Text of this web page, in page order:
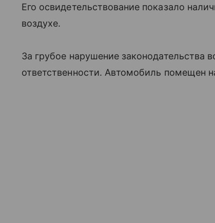
Его освидетельствование показало
воздухе.
За грубое нарушение законодательства
ответственности. Автомобиль помещен